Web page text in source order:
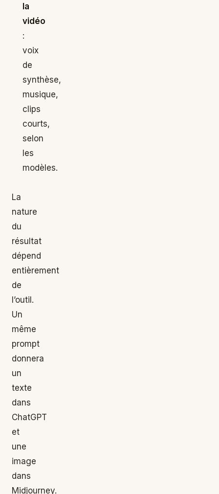
la
vidéo
:
voix
de
synthèse,
musique,
clips
courts,
selon
les
modèles.
La
nature
du
résultat
dépend
entièrement
de
l’outil.
Un
même
prompt
donnera
un
texte
dans
ChatGPT
et
une
image
dans
Midjourney.